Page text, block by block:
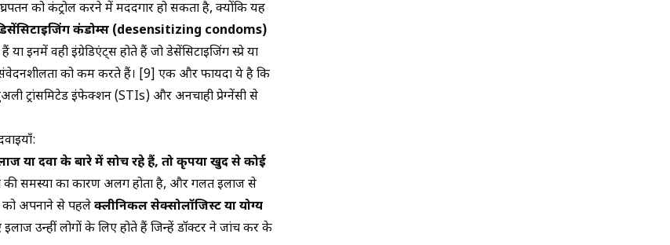
को कंट्रोल करने में मददगार हो सकता है, क्योंकि यह
कंडोम्स (desensitizing condoms)
इनमें वही इंग्रेडिएंट्स होते हैं जो डेसेंसिटाइजिंग स्प्रे या
को कम करते हैं। [9] एक और फायदा ये है कि
ट्रांसमिटेड इंफेक्शन (STIs) और अनचाही प्रेग्नेंसी से
या दवा के बारे में सोच रहे हैं, तो कृपया खुद से कोई
की समस्या का कारण अलग होता है, और गलत इलाज से
को अपनाने से पहलेक्लीनिकल सेक्सोलॉजिस्ट या योग्य
इलाज उन्हीं लोगों के लिए होते हैं जिन्हें डॉक्टर ने जांच कर के